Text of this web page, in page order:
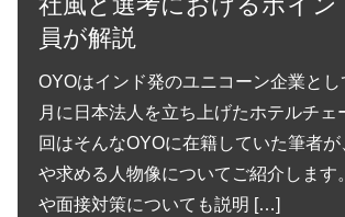
員が解説
OYOはインド発のユニコーン企業と
月に日本法人を立ち上げたホテルチェ
回はそんなOYOに在籍していた筆者
や求める人物像についてご紹介します
や面接対策についても説明 […]